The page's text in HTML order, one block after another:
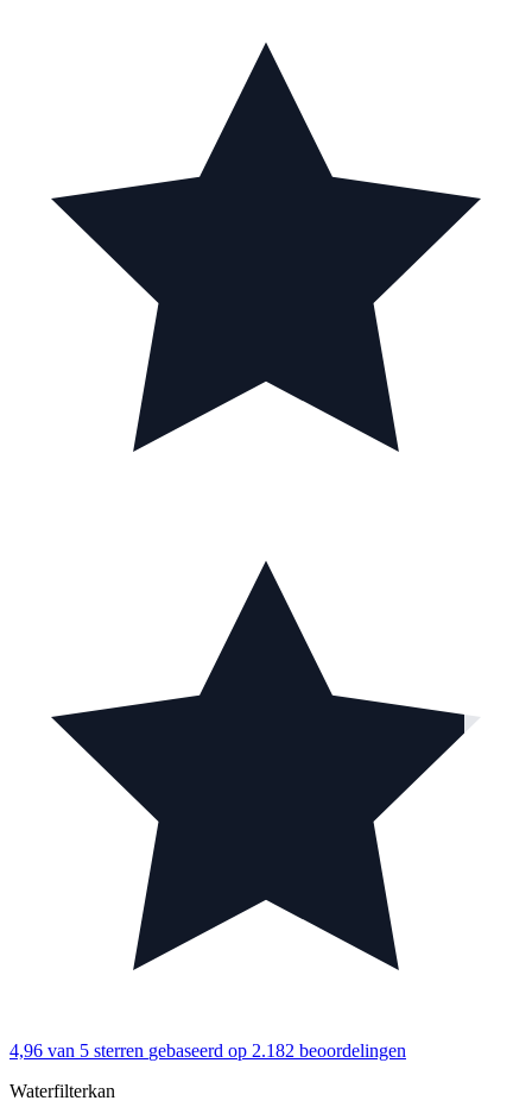
4,96 van 5 sterren gebaseerd op 2.182 beoordelingen
Waterfilterkan